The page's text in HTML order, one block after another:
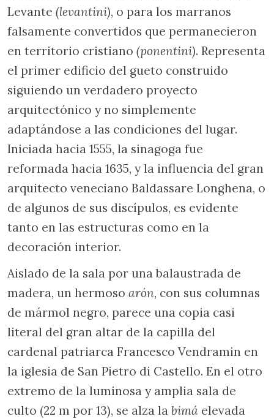
Levante (levantini), o para los marranos
falsamente convertidos que permanecieron
en territorio cristiano (ponentini). Representa
el primer edificio del gueto construido
siguiendo un verdadero proyecto
arquitectónico y no simplemente
adaptándose a las condiciones del lugar.
Iniciada hacia 1555, la sinagoga fue
reformada hacia 1635, y la influencia del gran
arquitecto veneciano Baldassare Longhena, o
de algunos de sus discípulos, es evidente
tanto en las estructuras como en la
decoración interior.
Aislado de la sala por una balaustrada de
madera, un hermoso arón, con sus columnas
de mármol negro, parece una copia casi
literal del gran altar de la capilla del
cardenal patriarca Francesco Vendramin en
la iglesia de San Pietro di Castello. En el otro
extremo de la luminosa y amplia sala de
culto (22 m por 13), se alza la bimá elevada